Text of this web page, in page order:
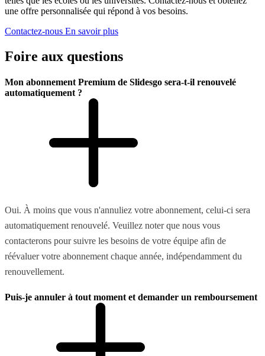
une offre personnalisée qui répond à vos besoins.
Contactez-nous En savoir plus
Foire aux questions
Mon abonnement Premium de Slidesgo sera-t-il renouvelé
automatiquement ?
Oui. À moins que vous n'annuliez votre abonnement, celui-ci sera
automatiquement renouvelé. Veuillez noter que nous vous
contacterons pour suivre les besoins de votre équipe afin de
réévaluer votre abonnement chaque année, indépendamment du
renouvellement.
Puis-je annuler à tout moment et demander un remboursement